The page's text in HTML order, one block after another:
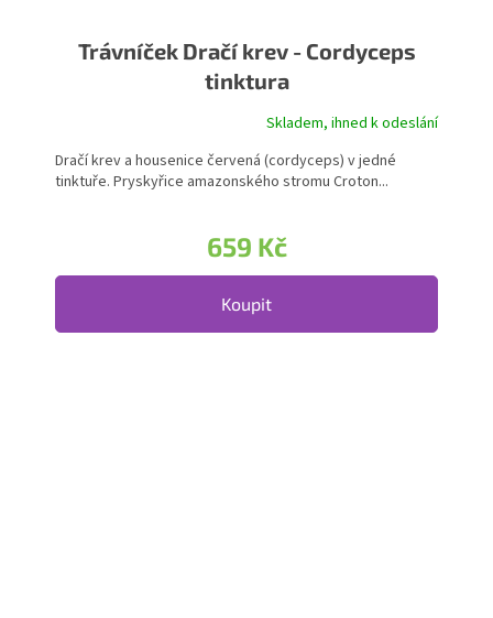
Trávníček Dračí krev - Cordyceps
tinktura
Skladem, ihned k odeslání
659 Kč
Koupit
Dračí krev a housenice červená (cordyceps) v jedné
tinktuře. Pryskyřice amazonského stromu Croton...